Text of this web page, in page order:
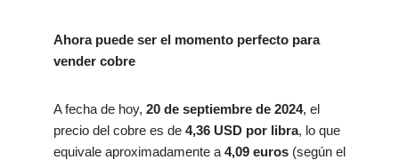
Ahora puede ser el momento perfecto para
vender cobre
A fecha de hoy, 20 de septiembre de 2024, el
precio del cobre es de 4,36 USD por libra, lo que
equivale aproximadamente a 4,09 euros(según el